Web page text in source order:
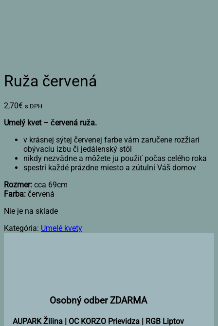
Ruža červená
2,70€ s DPH
Umelý kvet – červená ruža.
v krásnej sýtej červenej farbe vám zaručene rozžiari
obývaciu izbu či jedálenský stôl
nikdy nezvädne a môžete ju použiť počas celého roka
spestrí každé prázdne miesto a zútulní Váš domov
Rozmer: cca 69cm
Farba: červená
Nie je na sklade
Kategória: Umelé kvety
Osobný odber ZDARMA
AUPARK Žilina | OC KORZO Prievidza | RGB Liptov